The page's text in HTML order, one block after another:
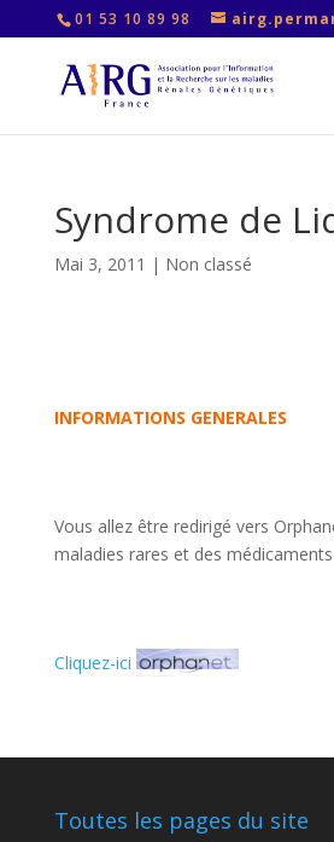
01 53 10 89 98
Syndrome de
Mai 3, 2011 | Non classé
INFORMATIONS GENERALES
Vous allez être redirigé vers
maladies rares et des
Cliquez-ici
Toutes les pages du site